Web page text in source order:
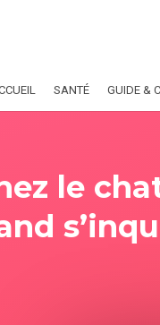
SANTÉ GUIDE &
le